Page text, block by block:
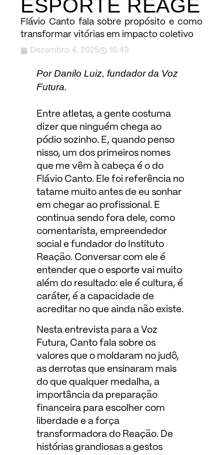
ESPORTE REAGE
Flávio Canto fala sobre propósito e como
transformar vitórias em impacto coletivo
Dezembro 4, 2025 16:49
Por Danilo Luiz, fundador da Voz
Futura.
Entre atletas, a gente costuma
dizer que ninguém chega ao
pódio sozinho. E, quando penso
nisso, um dos primeiros nomes
que me vêm à cabeça é o do
Flávio Canto. Ele foi referência no
tatame muito antes de eu sonhar
em chegar ao profissional. E
continua sendo fora dele, como
comentarista, empreendedor
social e fundador do Instituto
Reação. Conversar com ele é
entender que o esporte vai muito
além do resultado: ele é cultura, é
caráter, é a capacidade de
acreditar no que ainda não existe.
Nesta entrevista para a Voz
Futura, Canto fala sobre os
valores que o moldaram no judô,
as derrotas que ensinaram mais
do que qualquer medalha, a
importância da preparação
financeira para escolher com
liberdade e a força
transformadora do Reação. De
histórias grandiosas a gestos